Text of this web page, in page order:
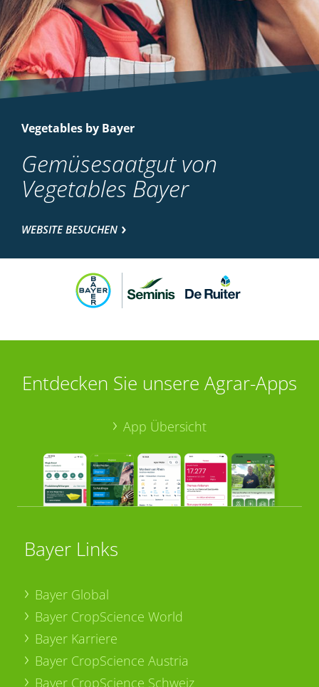
Vegetables by Bayer
Gemüsesaatgut von
Vegetables Bayer
WEBSITE BESUCHEN
Entdecken Sie unsere Agrar-Apps
App Übersicht
Bayer Links
Bayer Global
Bayer CropScience World
Bayer Karriere
Bayer CropScience Austria
Bayer CropScience Schweiz